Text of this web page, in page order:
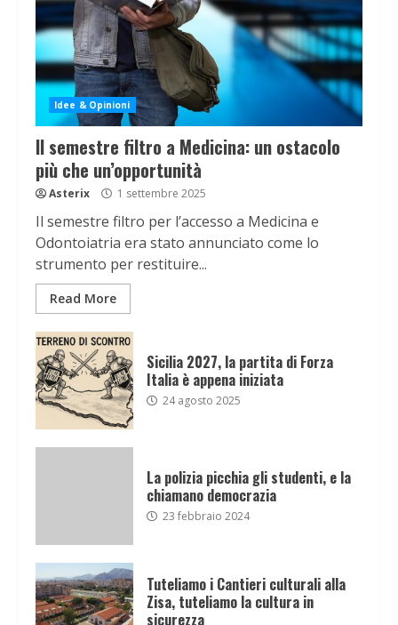
Idee & Opinioni
Il semestre filtro a Medicina: un ostacolo
più che un’opportunità
Asterix 1 settembre 2025
Il semestre filtro per l’accesso a Medicina e
Odontoiatria era stato annunciato come lo
strumento per restituire...
Read More
Sicilia 2027, la partita di Forza
Italia è appena iniziata
24 agosto 2025
La polizia picchia gli studenti, e la
chiamano democrazia
23 febbraio 2024
Tuteliamo i Cantieri culturali alla
Zisa, tuteliamo la cultura in
sicurezza